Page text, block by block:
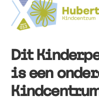
Dit
is een